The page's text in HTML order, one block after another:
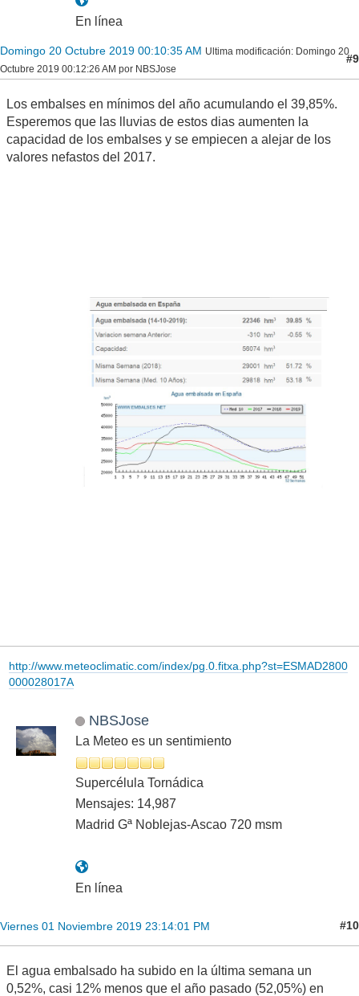
En línea
Domingo 20 Octubre 2019 00:10:35 AM Ultima modificación: Domingo 20
Octubre 2019 00:12:26 AM por NBSJose
#9
Los embalses en mínimos del año acumulando el 39,85%.
Esperemos que las lluvias de estos dias aumenten la
capacidad de los embalses y se empiecen a alejar de los
valores nefastos del 2017.
http://www.meteoclimatic.com/index/pg.0.fitxa.php?st=ESMAD2800
000028017A
NBSJose
La Meteo es un sentimiento
Supercélula Tornádica
Mensajes: 14,987
Madrid Gª Noblejas-Ascao 720 msm
En línea
Viernes 01 Noviembre 2019 23:14:01 PM #10
El agua embalsado ha subido en la última semana un
0,52%, casi 12% menos que el año pasado (52,05%) en